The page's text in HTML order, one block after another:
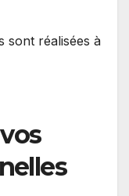
sont réalisées à